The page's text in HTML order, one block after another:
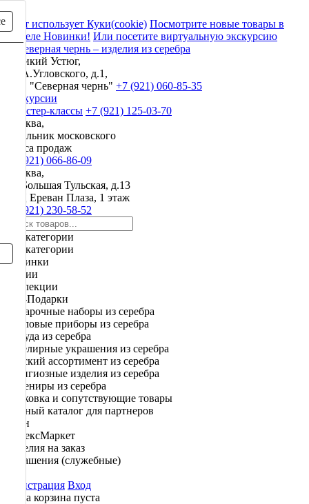
Сайт использует Куки(cookie) Посмотрите новые товары в
разделе Новинки! Или посетите виртуальную экскурсию
Великий Устюг,
ул. А.Угловского, д.1,
ЗАО "Северная чернь" +7 (921) 060-85-35
Экскурсии
и мастер-классы +7 (921) 125-03-70
Москва,
начальник московского
офиса продаж
+7 (921) 066-86-09
Москва,
ул. Большая Тульская, д.13
ТРЦ Ереван Плаза, 1 этаж
+7 (921) 230-58-52
Все категории
Все категории
Новинки
Акции
Коллекции
VIP-Подарки
Подарочные наборы из серебра
Столовые приборы из серебра
Посуда из серебра
Ювелирные украшения из серебра
Детский ассортимент из серебра
Религиозные изделия из серебра
Сувениры из серебра
Упаковка и сопутствующие товары
Полный каталог для партнеров
Озон
ЯндексМаркет
Изделия на заказ
Украшения (служебные)
Регистрация Вход
Ваша корзина пуста